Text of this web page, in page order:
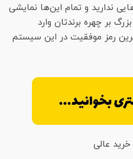
ندارید و تمام این‌ها نمایشی
بر چهره برندتان وارد
رمز موفقیت در این سیستم